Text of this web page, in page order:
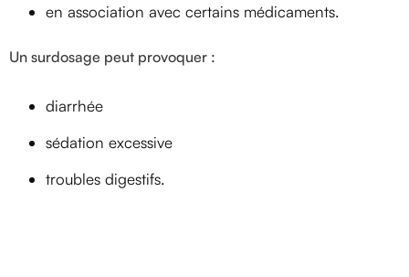
en association avec certains médicaments.
Un surdosage peut provoquer :
diarrhée
sédation excessive
troubles digestifs.